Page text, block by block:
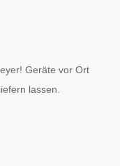
Geräte vor Ort
lassen.